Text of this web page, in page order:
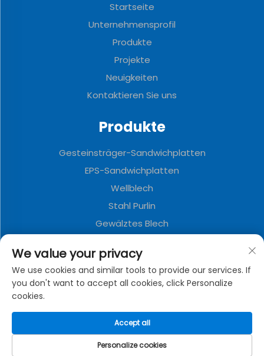
Startseite
Unternehmensprofil
Produkte
Projekte
Neuigkeiten
Kontaktieren Sie uns
Produkte
Gesteinsträger-Sandwichplatten
EPS-Sandwichplatten
Wellblech
Stahl Purlin
Gewälztes Blech
Metalldekorationstafel
Faltbares Containerhaus
ÜBER DAS UNTERNEHMEN
Datenschutzrichtlinie
We value your privacy
We use cookies and similar tools to provide our services. If
you don't want to accept all cookies, click Personalize
cookies.
Personalize cookies
Accept all